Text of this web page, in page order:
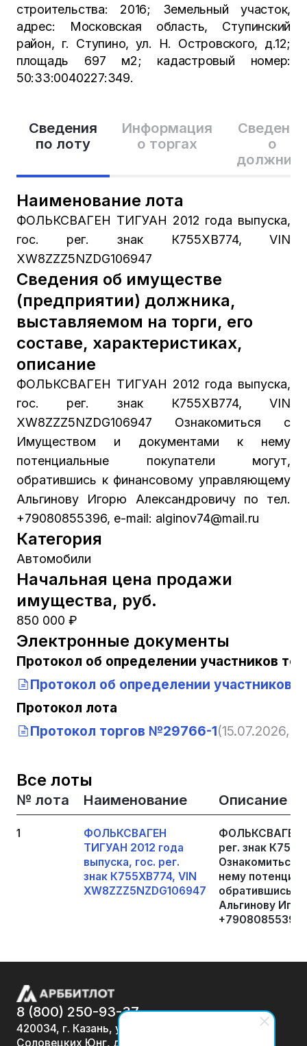
Сведения
по лоту
Информация
о торгах
Сведения
о
Наименование лота
ФОЛЬКСВАГЕН ТИГУАН 2012 года выпуска,
гос. рег. знак К755ХВ774, VIN
XW8ZZZ5NZDG106947
Сведения об имуществе
(предприятии) должника,
выставляемом на торги, его
составе, характеристиках,
описание
ФОЛЬКСВАГЕН ТИГУАН 2012 года выпуска,
гос. рег. знак К755ХВ774, VIN
XW8ZZZ5NZDG106947 Ознакомиться с
Имуществом и документами к нему
потенциальные покупатели могут,
обратившись к финансовому управляющему
Альгинову Игорю Александровичу по тел.
+79080855396, e-mail: alginov74@mail.ru
Категория
Автомобили
Начальная цена продажи
имущества, руб.
850 000 ₽
Электронные документы
Протокол об определении участников
Протокол об определении участников
Протокол лота
Протокол торгов №29766-1(15.07.2026,
Все лоты
№ лота Наименование Описание
1
ФОЛЬКСВАГЕН
ТИГУАН 2012 года
выпуска, гос. рег.
знак К755ХВ774, VIN
XW8ZZZ5NZDG106947
ФОЛЬКСВАГЕН
рег. знак
Ознакомиться
нему
обратившись
Альгинову
+79080855396,
строительства: 2016; Земельный участок,
адрес: Московская область, Ступинский
район, г. Ступино, ул. Н. Островского, д.12;
площадь 697 м2; кадастровый номер:
50:33:0040227:349.
8 (800) 250-93-37
420034, г. Казань, ул.
Соловецких Юнг, д. 7